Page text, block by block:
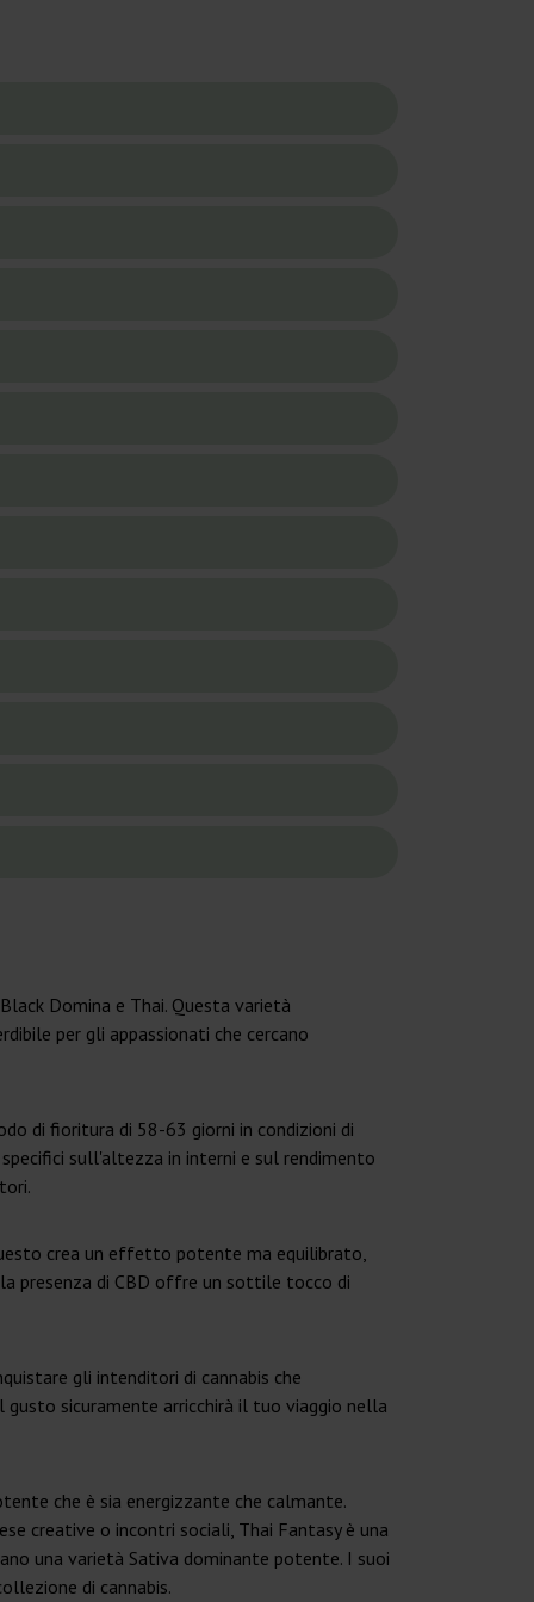
Domina e Thai. Questa varietà
per gli appassionati che cercano
di fioritura di 58-63 giorni in condizioni di
sull'altezza in interni e sul rendimento
crea un effetto potente ma equilibrato,
presenza di CBD offre un sottile tocco di
gli intenditori di cannabis che
gusto sicuramente arricchirà il tuo viaggio nella
che è sia energizzante che calmante.
creative o incontri sociali, Thai Fantasy è una
una varietà Sativa dominante potente. I suoi
di cannabis.